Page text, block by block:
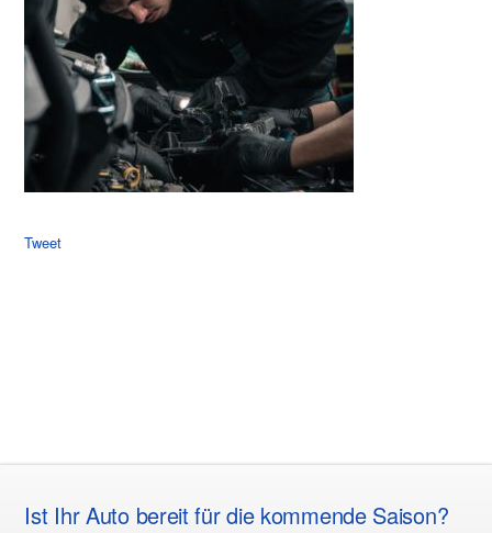
Tweet
Ist Ihr Auto bereit für die kommende Saison?